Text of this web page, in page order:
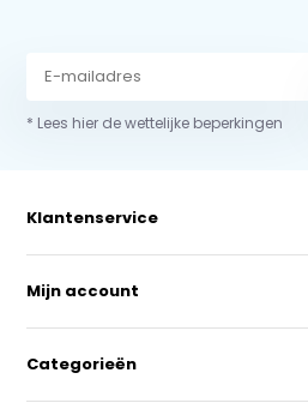
* Lees hier de wettelijke beperkingen
Klantenservice
Mijn account
Categorieën